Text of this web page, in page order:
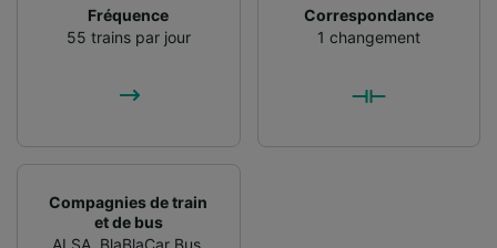
Fréquence
55 trains par jour
Correspondance
1 changement
Compagnies de train
et de bus
ALSA, BlaBlaCar Bus,